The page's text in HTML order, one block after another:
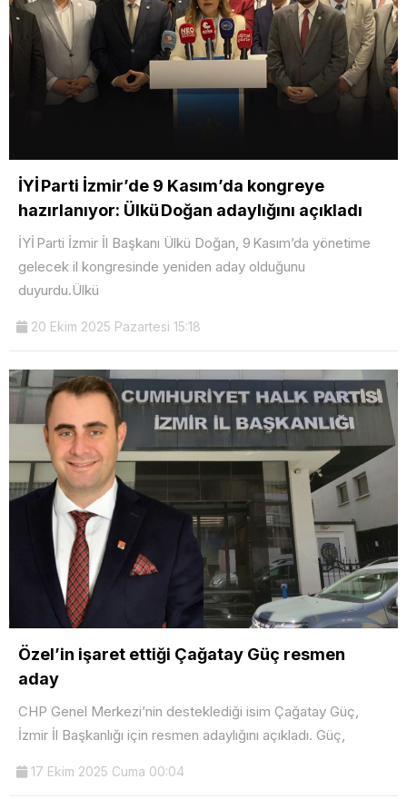
İYİ Parti İzmir’de 9 Kasım’da kongreye
hazırlanıyor: Ülkü Doğan adaylığını açıkladı
İYİ Parti İzmir İl Başkanı Ülkü Doğan, 9 Kasım’da yönetime
gelecek il kongresinde yeniden aday olduğunu
duyurdu.Ülkü
20 Ekim 2025 Pazartesi 15:18
Özel’in işaret ettiği Çağatay Güç resmen
aday
CHP Genel Merkezi’nin desteklediği isim Çağatay Güç,
İzmir İl Başkanlığı için resmen adaylığını açıkladı. Güç,
17 Ekim 2025 Cuma 00:04